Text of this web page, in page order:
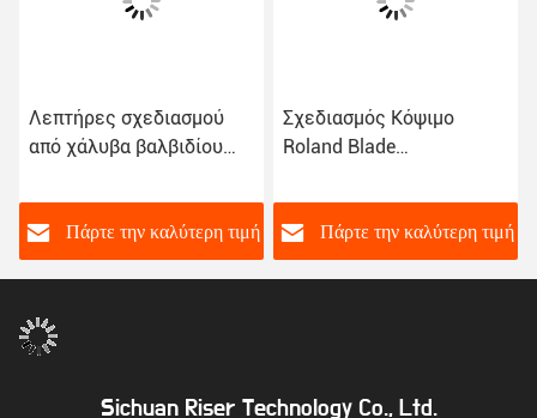
Λεπτήρες σχεδιασμού
από χάλυβα βαλβιδίου
Πάρτε την καλύτερη τιμή
Σχεδιασμός Κόψιμο
Roland Blade
καρβιδίου για βινυλικό
φιλμΠάρτε την καλύτερη τιμή
Sichuan Riser Technology Co., Ltd.